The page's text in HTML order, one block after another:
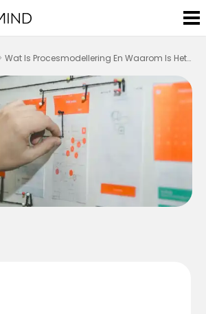
Wat Is Procesmodellering En Waarom Is Het Belangrijk?